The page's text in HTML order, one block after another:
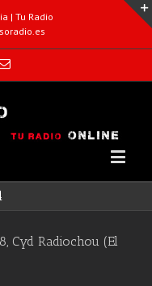
| Tu Radio
Cyd Radiochou (El